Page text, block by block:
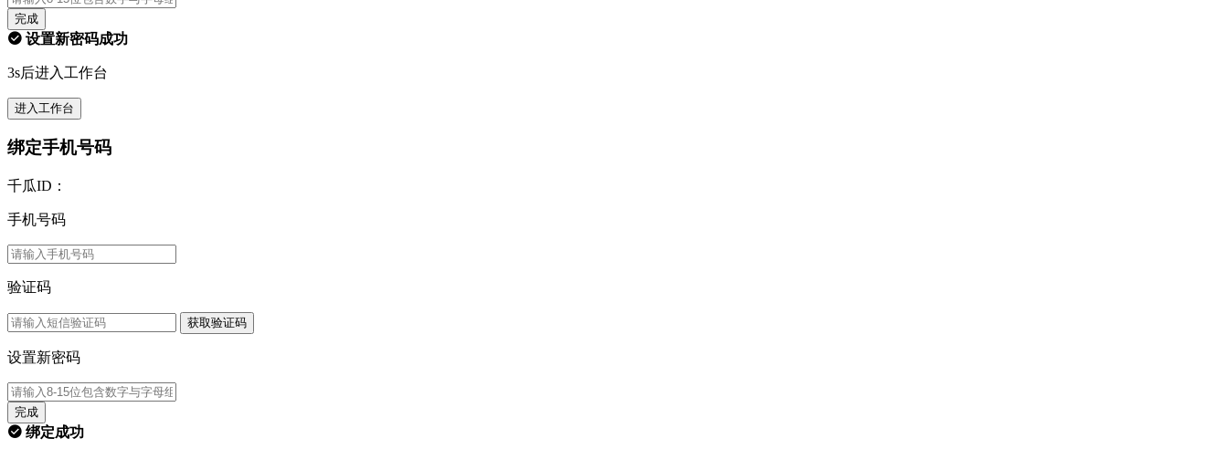
完成
设置新密码成功
3s后进入工作台
进入工作台
绑定手机号码
千瓜ID：
手机号码
验证码
获取验证码
设置新密码
完成
绑定成功